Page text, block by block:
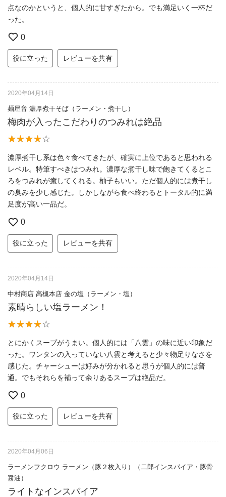
点なのかというと、個人的に甘すぎたから。でも満足いく一杯だ
った。
0
役に立った レビューを共有
2020年04月14日
麺屋音 濃厚煮干そば（ラーメン・煮干し）
梅肉が入ったこだわりのつみれは絶品
濃厚煮干し系は色々食べてきたが、確実に上位であると思われる
レベル。特筆すべきはつみれ。濃厚な煮干し味で飽きてくるとこ
ろをつみれが癒してくれる。柚子もいい。ただ個人的には煮干し
の臭みを少し感じた。しかしながら食べ終わるとトータル的に満
足度が高い一品だ。
0
役に立った レビューを共有
2020年04月14日
中村商店 高槻本店 金の塩（ラーメン・塩）
素晴らしい塩ラーメン！
とにかくスープがうまい。個人的には「八雲」の味に近い印象だ
った。ワンタンの入っていない八雲と考えると少々物足りなさを
感じた。チャーシューは好みが分かれると思うが個人的には普
通。でもそれらを補って余りあるスープは絶品だ。
0
役に立った レビューを共有
2020年04月06日
ラーメンフクロウ ラーメン（豚２枚入り）（二郎インスパイア・豚骨
醤油）
ライトなインスパイア